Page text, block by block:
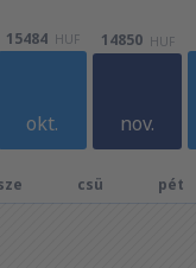
okt.
15484 HUF
nov.
14850 HUF
csü pét